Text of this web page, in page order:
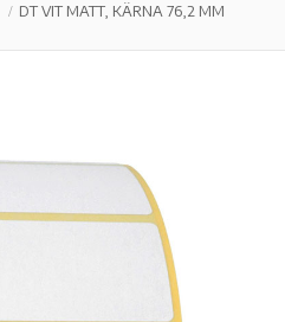
DT VIT MATT, KÄRNA 76,2 MM